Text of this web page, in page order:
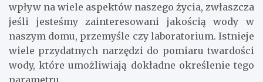
wpływ na wiele aspektów naszego życia, zwłaszcza
jeśli jesteśmy zainteresowani jakością wody w
naszym domu, przemyśle czy laboratorium. Istnieje
wiele przydatnych narzędzi do pomiaru twardości
wody, które umożliwiają dokładne określenie tego
parametru.